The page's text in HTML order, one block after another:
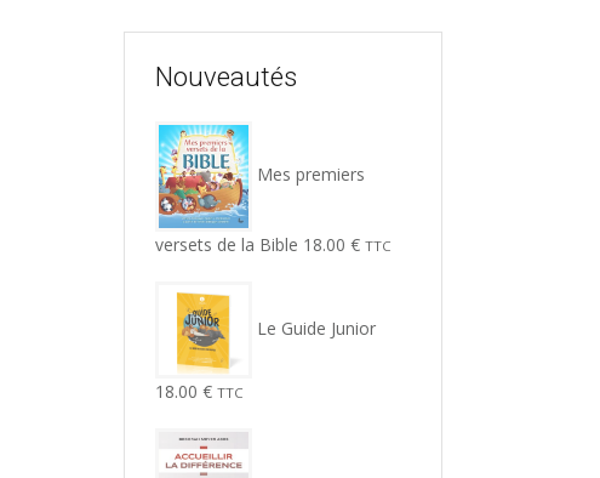
Nouveautés
Mes premiers
versets de la Bible 18.00 € TTC
Le Guide Junior
18.00 € TTC